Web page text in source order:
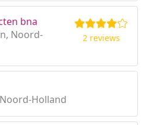
bna
Noord-
2 reviews
Holland